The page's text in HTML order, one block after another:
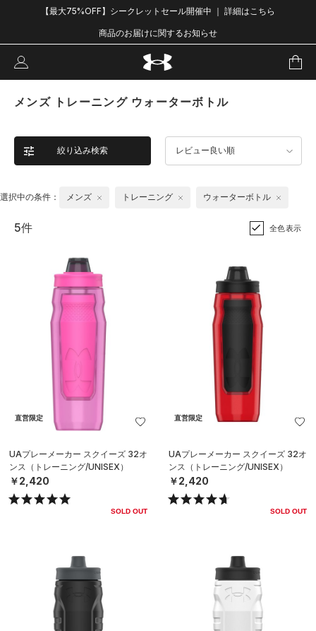
【最大75%OFF】シークレットセール開催中 ｜ 詳細はこちら
商品のお届けに関するお知らせ
メンズ トレーニング ウォーターボトル
絞り込み検索 レビュー良い順
選択中の条件： メンズ トレーニング ウォーターボトル
5件 全色表示
直営限定
UAプレーメーカー スクイーズ 32オ
ンス（トレーニング/UNISEX）
￥2,420
SOLD OUT
直営限定
UAプレーメーカー スクイーズ 32オ
ンス（トレーニング/UNISEX）
￥2,420
SOLD OUT